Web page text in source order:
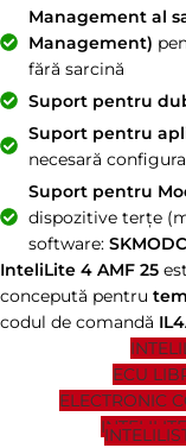
Management al
Management)
fără sarcină
Suport pentru
Suport pentru
necesară
Suport pentru
dispozitive terțe
software:
InteliLite 4 AMF 25
concepută pentru
codul de comandă
ECU
ELECTRONIC